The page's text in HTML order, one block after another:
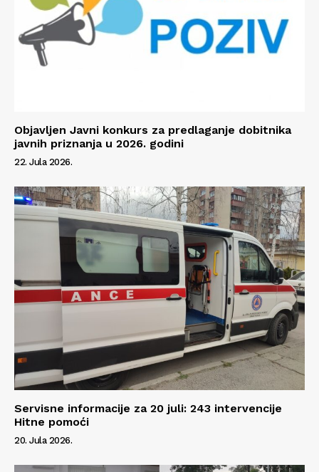
Objavljen Javni konkurs za predlaganje dobitnika
javnih priznanja u 2026. godini
22. Jula 2026.
Servisne informacije za 20 juli: 243 intervencije
Hitne pomoći
20. Jula 2026.